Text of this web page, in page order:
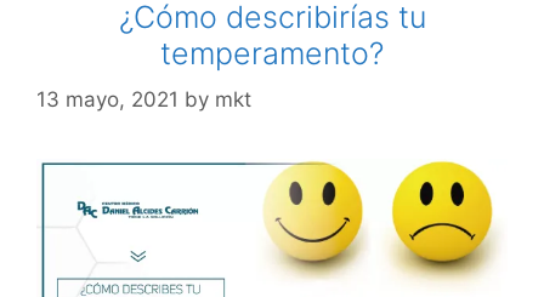
¿Cómo describirías tu
temperamento?
13 mayo, 2021 by mkt